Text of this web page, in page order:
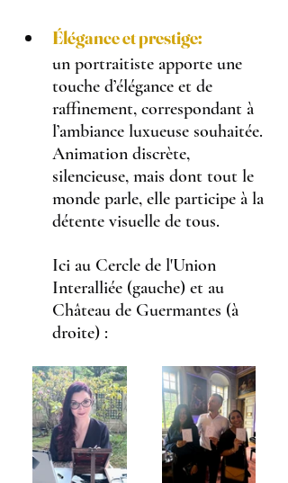
Élégance et prestige:
un portraitiste apporte une
touche d’élégance et de
raffinement, correspondant à
l’ambiance luxueuse souhaitée.
Animation discrète,
silencieuse, mais dont tout le
monde parle, elle participe à la
détente visuelle de tous.
Ici au Cercle de l'Union
Interalliée (gauche) et au
Château de Guermantes (à
droite) :